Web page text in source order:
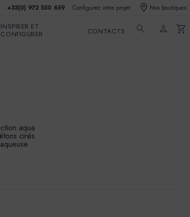
+33(0) 972 550 659 Configurez votre projet Nos boutiques
INSPIRER ET
CONFIGURER
CONTACTS search person shopping_cart
aqua
cirés